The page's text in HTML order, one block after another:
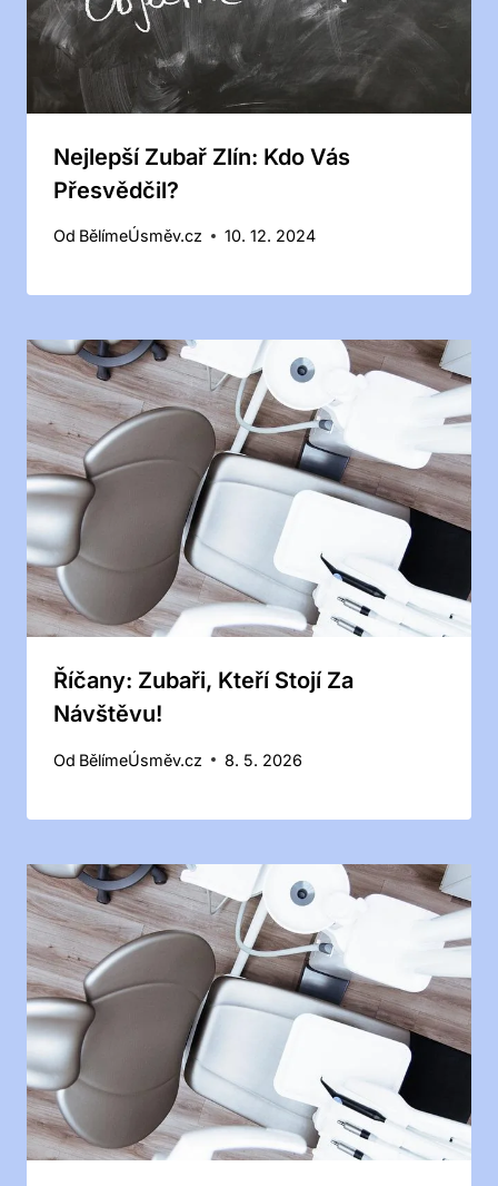
Nejlepší Zubař Zlín: Kdo Vás
Přesvědčil?
Od BělímeÚsměv.cz 10. 12. 2024
Říčany: Zubaři, Kteří Stojí Za
Návštěvu!
Od BělímeÚsměv.cz 8. 5. 2026